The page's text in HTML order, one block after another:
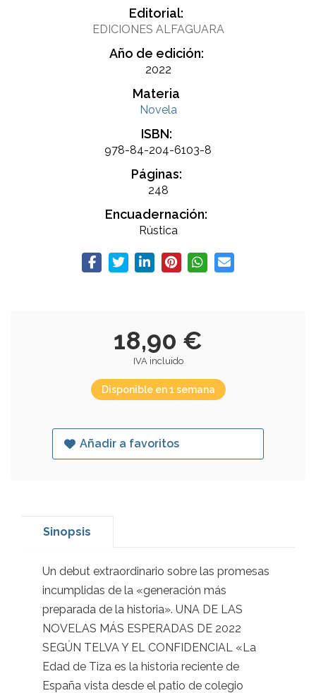
Editorial:
EDICIONES ALFAGUARA
Año de edición:
2022
Materia
Novela
ISBN:
978-84-204-6103-8
Páginas:
248
Encuadernación:
Rústica
18,90 €
IVA incluido
Disponible en 1 semana
Añadir a favoritos
Sinopsis
Un debut extraordinario sobre las promesas
incumplidas de la «generación más
preparada de la historia». UNA DE LAS
NOVELAS MÁS ESPERADAS DE 2022
SEGÚN TELVA Y EL CONFIDENCIAL «La
Edad de Tiza es la historia reciente de
España vista desde el patio de colegio